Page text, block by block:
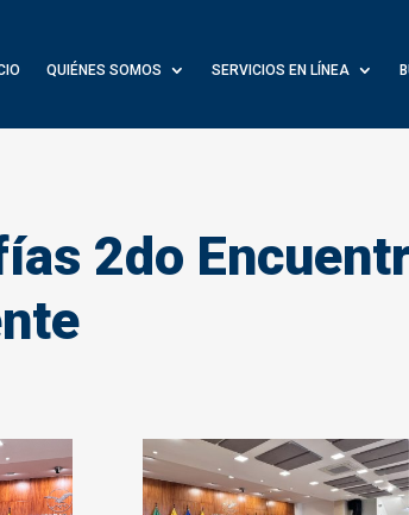
QUIÉNES SOMOS SERVICIOS EN LÍNEA
2do